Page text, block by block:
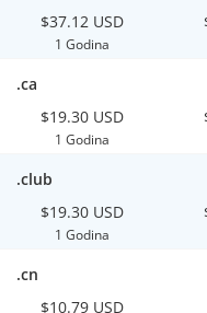
$37.12 USD
1 Godina
.ca
$19.30 USD
1 Godina
.club
$19.30 USD
1 Godina
.cn
$10.79 USD